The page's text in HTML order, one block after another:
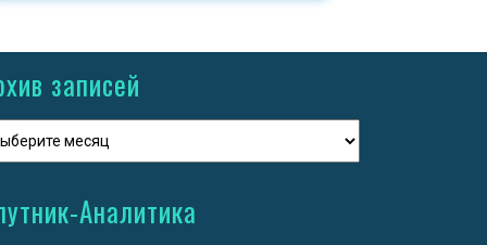
записей
Аналитика